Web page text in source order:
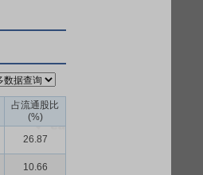
占流通股比
(%)
26.87
10.66